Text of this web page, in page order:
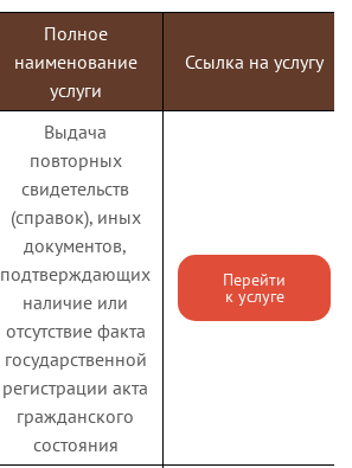
назначению
ежемесячной
денежной
компенсации части
расходов на оплату
жилого помещения
и коммунальных
услуг многодетным
семьям и
многодетным
приемным семьям
Государственная
услуга по
назначению
многодетным
семьям и
Полное
наименование
услуги
Ссылка на услугу
Выдача
повторных
свидетельств
(справок), иных
документов,
подтверждающих
наличие или
отсутствие факта
государственной
регистрации акта
гражданского
состояния
Перейти
к услуге